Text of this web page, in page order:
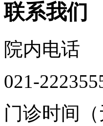
联系我们
院内电话
021-
门诊时间（